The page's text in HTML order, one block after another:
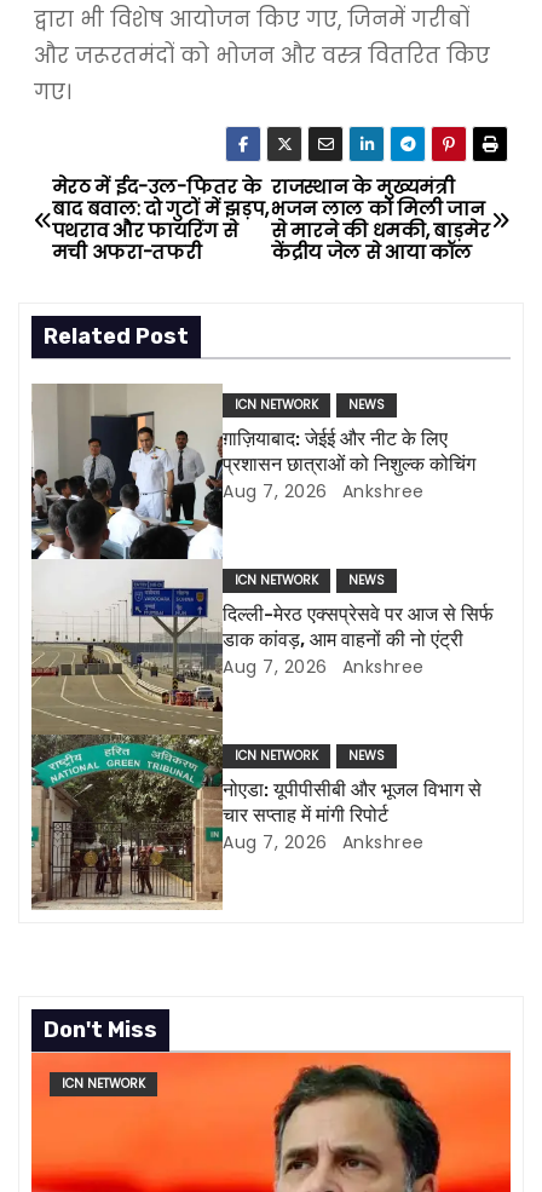
द्वारा भी विशेष आयोजन किए गए, जिनमें गरीबों
और जरूरतमंदों को भोजन और वस्त्र वितरित किए
गए।
P
o
t
n
a
v
i
g
a
t
i
o
n
राजस्थान के मुख्यमंत्री
भजन लाल को मिली जान
से मारने की धमकी, बाड़मेर
केंद्रीय जेल से आया कॉल
मेरठ में ईद-उल-फितर के
बाद बवाल: दो गुटों में झड़प,
पथराव और फायरिंग से
मची अफरा-तफरी
Related Post
ICN NETWORK NEWS
ग़ाज़ियाबाद: जेईई और नीट के लिए
प्रशासन छात्राओं को निशुल्क कोचिंग
Aug 7, 2026 Ankshree
ICN NETWORK NEWS
दिल्ली-मेरठ एक्सप्रेसवे पर आज से सिर्फ
डाक कांवड़, आम वाहनों की नो एंट्री
Aug 7, 2026 Ankshree
ICN NETWORK NEWS
नोएडा: यूपीपीसीबी और भूजल विभाग से
चार सप्ताह में मांगी रिपोर्ट
Aug 7, 2026 Ankshree
Don't Miss
ICN NETWORK